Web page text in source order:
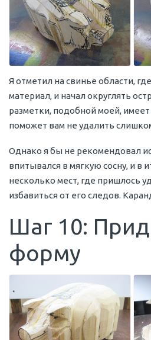
Я отметил на свинье области,
материал, и начал округлять
разметки, подобной моей,
поможет вам не удалить
Однако я бы не рекомендовал
впитывался в мягкую сосну, и в
несколько мест, где пришлось
избавиться от его следов.
Шаг 10:
форму